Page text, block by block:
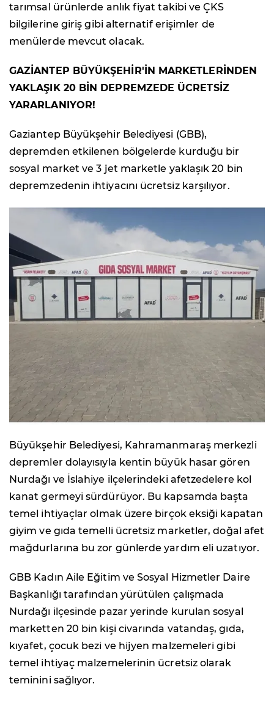
tarımsal ürünlerde anlık fiyat takibi ve ÇKS
bilgilerine giriş gibi alternatif erişimler de
menülerde mevcut olacak.
GAZİANTEP BÜYÜKŞEHİR'İN MARKETLERİNDEN
YAKLAŞIK 20 BİN DEPREMZEDE ÜCRETSİZ
YARARLANIYOR!
Gaziantep Büyükşehir Belediyesi (GBB),
depremden etkilenen bölgelerde kurduğu bir
sosyal market ve 3 jet marketle yaklaşık 20 bin
depremzedenin ihtiyacını ücretsiz karşılıyor.
Büyükşehir Belediyesi, Kahramanmaraş merkezli
depremler dolayısıyla kentin büyük hasar gören
Nurdağı ve İslahiye ilçelerindeki afetzedelere kol
kanat germeyi sürdürüyor. Bu kapsamda başta
temel ihtiyaçlar olmak üzere birçok eksiği kapatan
giyim ve gıda temelli ücretsiz marketler, doğal afet
mağdurlarına bu zor günlerde yardım eli uzatıyor.
GBB Kadın Aile Eğitim ve Sosyal Hizmetler Daire
Başkanlığı tarafından yürütülen çalışmada
Nurdağı ilçesinde pazar yerinde kurulan sosyal
marketten 20 bin kişi civarında vatandaş, gıda,
kıyafet, çocuk bezi ve hijyen malzemeleri gibi
temel ihtiyaç malzemelerinin ücretsiz olarak
teminini sağlıyor.